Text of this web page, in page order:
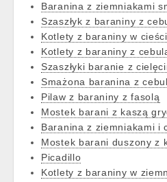
Baranina z ziemniakami
Szaszłyk z baraniny z
Kotlety z baraniny w
Kotlety z baraniny z
Szaszłyki baranie z
Smażona baranina z
Pilaw z baraniny z fasolą
Mostek barani z kaszą
Baranina z ziemniakami i
Mostek barani duszony z
Picadillo
Kotlety z baraniny w